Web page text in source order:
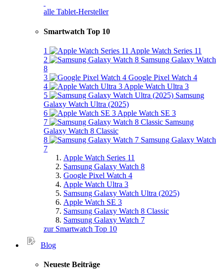
alle Tablet-Hersteller
Smartwatch Top 10
1
Apple Watch Series 11
2
Samsung Galaxy Watch
8
3
Google Pixel Watch 4
4
Apple Watch Ultra 3
5
Samsung
Galaxy Watch Ultra (2025)
6
Apple Watch SE 3
7
Samsung
Galaxy Watch 8 Classic
8
Samsung Galaxy Watch
7
Apple Watch Series 11
Samsung Galaxy Watch 8
Google Pixel Watch 4
Apple Watch Ultra 3
Samsung Galaxy Watch Ultra (2025)
Apple Watch SE 3
Samsung Galaxy Watch 8 Classic
Samsung Galaxy Watch 7
zur Smartwatch Top 10
Blog
Neueste Beiträge